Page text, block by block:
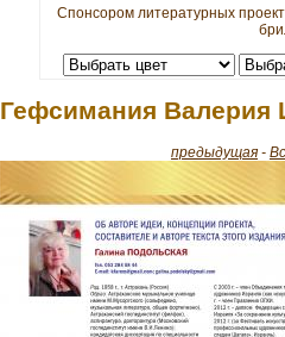
Спонсором литературных
Гефсимания Валерия
предыдущая -